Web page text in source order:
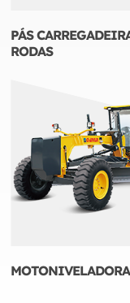
PÁS
RODAS
MOTONIVELADORA